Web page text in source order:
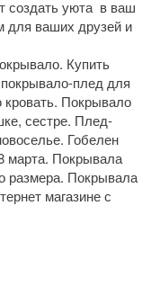
создать уюта в ваш
для ваших друзей и
Купить
плед для
Покрывало
сестре. Плед-
Гобелен
марта. Покрывала
размера. Покрывала
магазине с